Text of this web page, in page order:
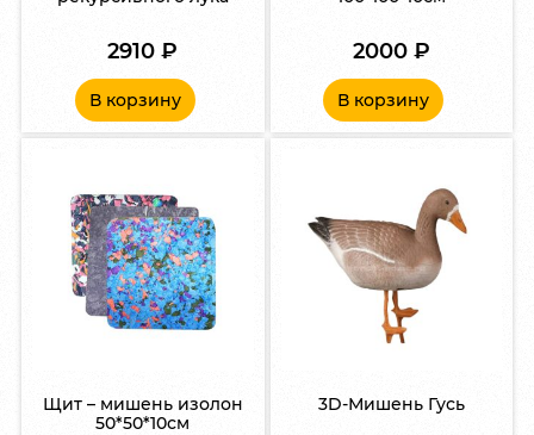
2910₽
В корзину
2000 ₽
В корзину
Щит – мишень изолон
50*50*10см
3D-Мишень Гусь